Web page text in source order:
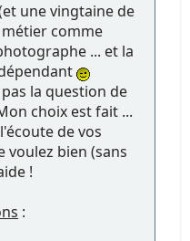
une vingtaine de
comme
... et la
la question de
choix est fait ...
de vos
voulez bien (sans
!
: